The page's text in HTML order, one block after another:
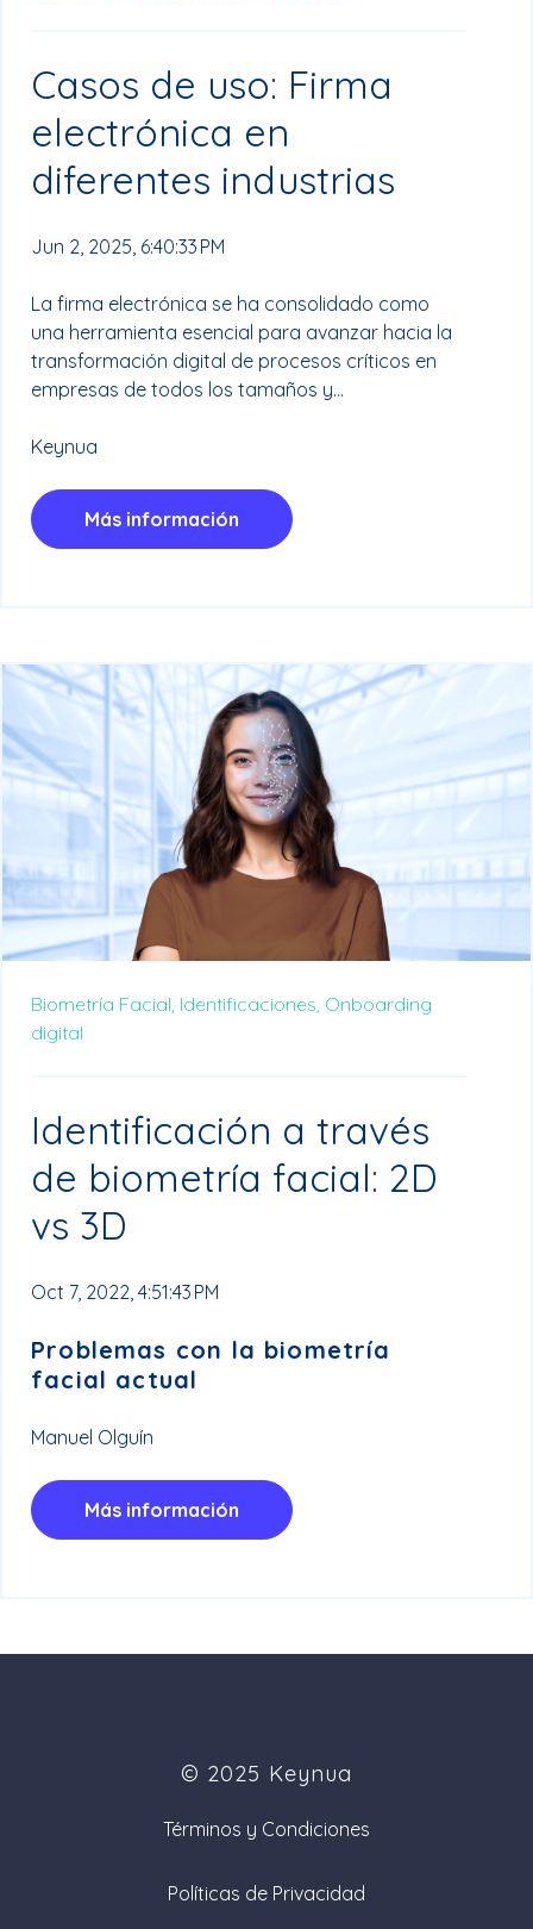
Casos de uso: Firma
electrónica en
diferentes industrias
Jun 2, 2025, 6:40:33 PM
La firma electrónica se ha consolidado como
una herramienta esencial para avanzar hacia la
transformación digital de procesos críticos en
empresas de todos los tamaños y...
Keynua
Más información
Biometría Facial, Identificaciones, Onboarding
digital
Identificación a través
de biometría facial: 2D
vs 3D
Oct 7, 2022, 4:51:43 PM
Problemas con la biometría
facial actual
Manuel Olguín
Más información
© 2025 Keynua
Términos y Condiciones
Políticas de Privacidad